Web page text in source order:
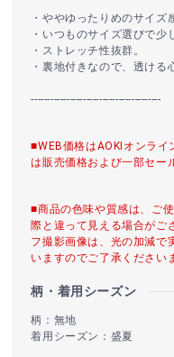
・ややゆったりめのサイズ
・いつものサイズ選びで
・ストレッチ性抜群。
・裏地付きなので、透ける
----------------------------------------
■WEB価格はAOKIオンライ
は販売価格および一部セー
■商品の色味や質感は、ご
際と違って見える場合がご
フ撮影画像は、光の加減で
いますのでご了承ください
柄・着用シーズン
柄：無地
着用シーズン：盛夏